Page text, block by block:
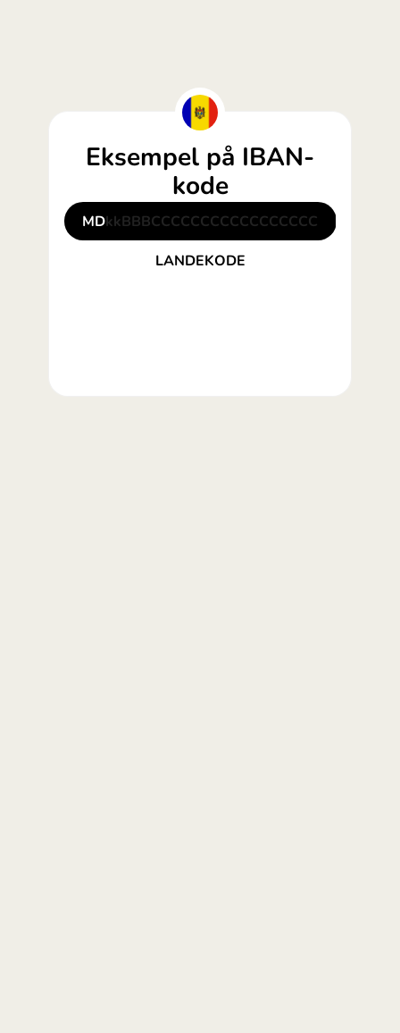
Eksempel på IBAN-
kode
for Moldova:
MDkkBBBCCCCCCCCCCCCCCCCC
LANDEKODE